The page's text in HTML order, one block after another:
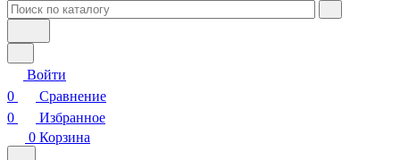
Войти
0
Сравнение
0
Избранное
0 Корзина